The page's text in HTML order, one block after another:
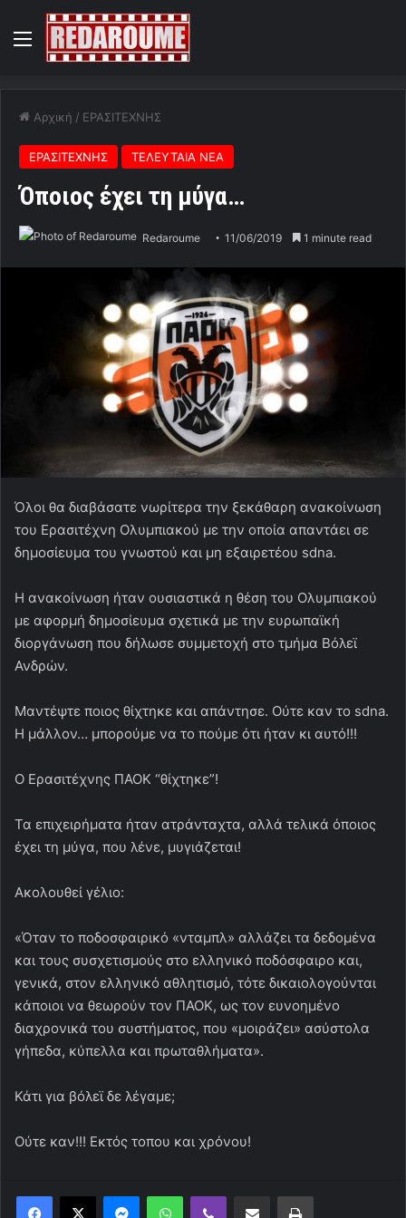
Menu
Αρχική / ΕΡΑΣΙΤΕΧΝΗΣ
ΕΡΑΣΙΤΕΧΝΗΣ ΤΕΛΕΥΤΑΙΑ ΝΕΑ
Όποιος έχει τη μύγα…
Redaroume 11/06/2019 1 minute read
Όλοι θα διαβάσατε νωρίτερα την ξεκάθαρη ανακοίνωση
του Ερασιτέχνη Ολυμπιακού με την οποία απαντάει σε
δημοσίευμα του γνωστού και μη εξαιρετέου sdna.
Η ανακοίνωση ήταν ουσιαστικά η θέση του Ολυμπιακού
με αφορμή δημοσίευμα σχετικά με την ευρωπαϊκή
διοργάνωση που δήλωσε συμμετοχή στο τμήμα Βόλεϊ
Ανδρών.
Μαντέψτε ποιος θίχτηκε και απάντησε. Ούτε καν το sdna.
Η μάλλον… μπορούμε να το πούμε ότι ήταν κι αυτό!!!
Ο Ερασιτέχνης ΠΑΟΚ “θίχτηκε”!
Τα επιχειρήματα ήταν ατράνταχτα, αλλά τελικά όποιος
έχει τη μύγα, που λένε, μυγιάζεται!
Ακολουθεί γέλιο:
«Όταν το ποδοσφαιρικό «νταμπλ» αλλάζει τα δεδομένα
και τους συσχετισμούς στο ελληνικό ποδόσφαιρο και,
γενικά, στον ελληνικό αθλητισμό, τότε δικαιολογούνται
κάποιοι να θεωρούν τον ΠΑΟΚ, ως τον ευνοημένο
διαχρονικά του συστήματος, που «μοιράζει» ασύστολα
γήπεδα, κύπελλα και πρωταθλήματα».
Κάτι για βόλεϊ δε λέγαμε;
Ούτε καν!!! Εκτός τοπου και χρόνου!
MessengerWhatsAppViber Κοινοποίηση μέσω ηλεκτρονικού ταχυδρομείουΕκτύπωση